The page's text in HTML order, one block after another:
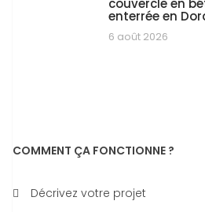
enterrée en
6 août 2026
COMMENT ÇA FONCTIONNE ?
Décrivez votre projet